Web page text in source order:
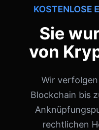
KOSTENLOSE
Sie
von
Wir
Blockchain bis
rechtlichen